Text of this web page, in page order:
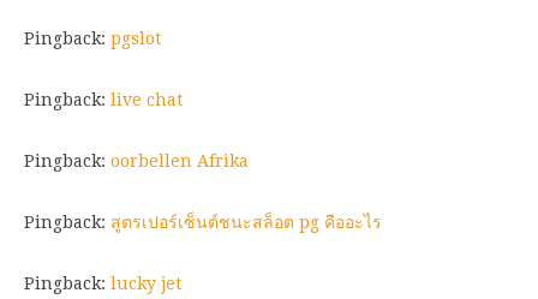
Pingback: pgslot
Pingback: live chat
Pingback: oorbellen Afrika
Pingback: สูตรเปอร์เซ็นต์ชนะสล็อต pg คืออะไร
Pingback: lucky jet